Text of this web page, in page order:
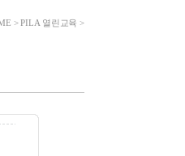
> PILA 열린교육 >